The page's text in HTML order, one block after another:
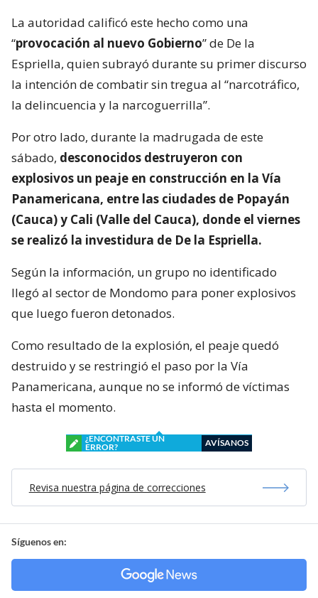
La autoridad calificó este hecho como una
“provocación al nuevo Gobierno” de De la
Espriella, quien subrayó durante su primer discurso
la intención de combatir sin tregua al “narcotráfico,
la delincuencia y la narcoguerrilla”.
Por otro lado, durante la madrugada de este
sábado, desconocidos destruyeron con
explosivos un peaje en construcción en la Vía
Panamericana, entre las ciudades de Popayán
(Cauca) y Cali (Valle del Cauca), donde el viernes
se realizó la investidura de De la Espriella.
Según la información, un grupo no identificado
llegó al sector de Mondomo para poner explosivos
que luego fueron detonados.
Como resultado de la explosión, el peaje quedó
destruido y se restringió el paso por la Vía
Panamericana, aunque no se informó de víctimas
hasta el momento.
¿ENCONTRASTE UN
ERROR?
AVÍSANOS
Revisa nuestra página de correcciones
Síguenos en: